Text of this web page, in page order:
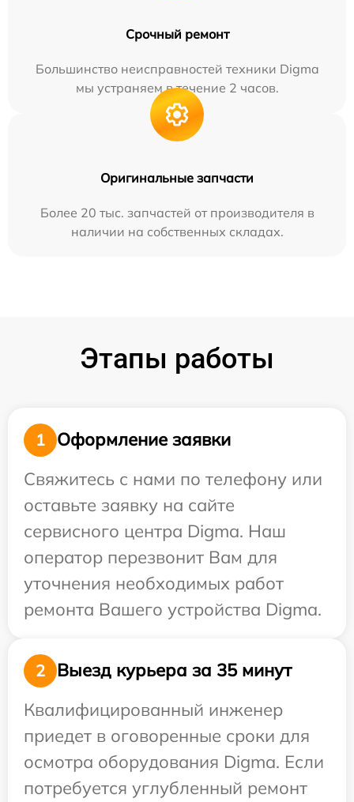
Срочный ремонт
Большинство неисправностей техники Digma
мы устраняем в течение 2 часов.
Оригинальные запчасти
Более 20 тыс. запчастей от производителя в
наличии на собственных складах.
Этапы работы
1
Оформление заявки
Свяжитесь с нами по телефону или
оставьте заявку на сайте
сервисного центра Digma. Наш
оператор перезвонит Вам для
уточнения необходимых работ
ремонта Вашего устройства Digma.
2
Выезд курьера за 35 минут
Квалифицированный инженер
приедет в оговоренные сроки для
осмотра оборудования Digma. Если
потребуется углубленный ремонт